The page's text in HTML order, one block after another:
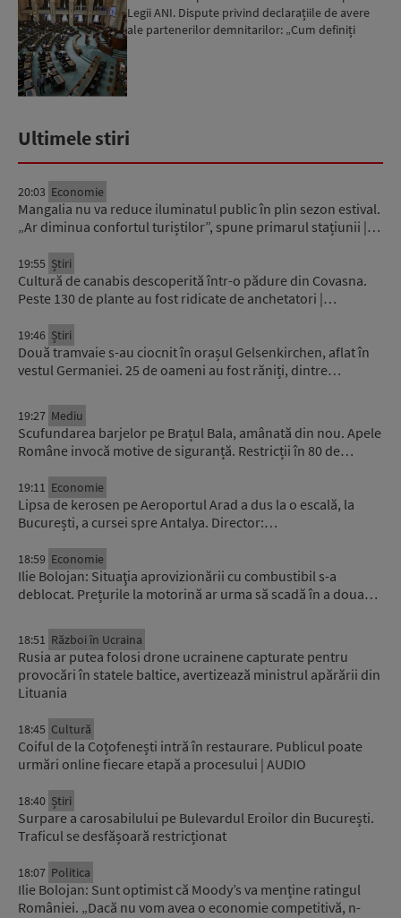
Legii ANI. Dispute privind declarațiile de avere
ale partenerilor demnitarilor: „Cum definiți
Ultimele stiri
20:03 Economie
Mangalia nu va reduce iluminatul public în plin sezon estival.
„Ar diminua confortul turiștilor”, spune primarul stațiunii |…
19:55 Știri
Cultură de canabis descoperită într-o pădure din Covasna.
Peste 130 de plante au fost ridicate de anchetatori |…
19:46 Știri
Două tramvaie s-au ciocnit în orașul Gelsenkirchen, aflat în
vestul Germaniei. 25 de oameni au fost răniți, dintre…
19:27 Mediu
Scufundarea barjelor pe Brațul Bala, amânată din nou. Apele
Române invocă motive de siguranță. Restricții în 80 de…
19:11 Economie
Lipsa de kerosen pe Aeroportul Arad a dus la o escală, la
București, a cursei spre Antalya. Director:…
18:59 Economie
Ilie Bolojan: Situaţia aprovizionării cu combustibil s-a
deblocat. Prețurile la motorină ar urma să scadă în a doua…
18:51 Război în Ucraina
Rusia ar putea folosi drone ucrainene capturate pentru
provocări în statele baltice, avertizează ministrul apărării din
Lituania
18:45 Cultură
Coiful de la Coțofenești intră în restaurare. Publicul poate
urmări online fiecare etapă a procesului | AUDIO
18:40 Știri
Surpare a carosabilului pe Bulevardul Eroilor din București.
Traficul se desfășoară restricționat
18:07 Politica
Ilie Bolojan: Sunt optimist că Moody’s va menține ratingul
României. „Dacă nu vom avea o economie competitivă, n-